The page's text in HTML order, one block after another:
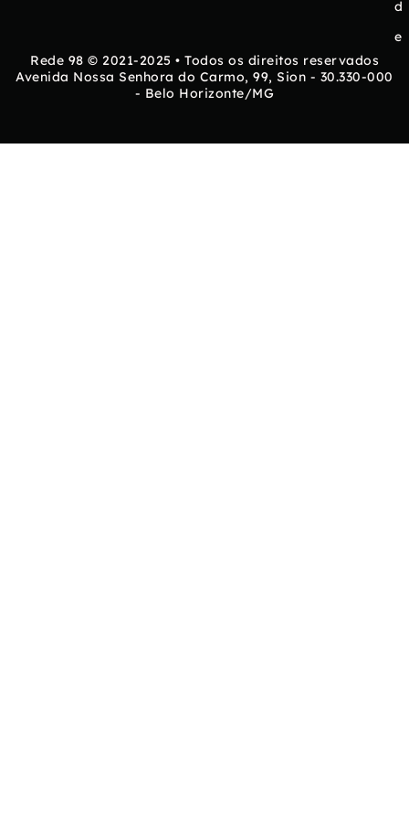
d
e
Rede 98 © 2021-2025 • Todos os direitos reservados
Avenida Nossa Senhora do Carmo, 99, Sion - 30.330-000
- Belo Horizonte/MG